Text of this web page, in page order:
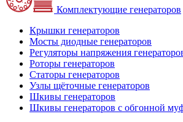
Комплектующие генераторов
Крышки генераторов
Мосты диодные генераторов
Регуляторы напряжения
Роторы генераторов
Статоры генераторов
Узлы щёточные генераторов
Шкивы генераторов
Шкивы генераторов с обгонной